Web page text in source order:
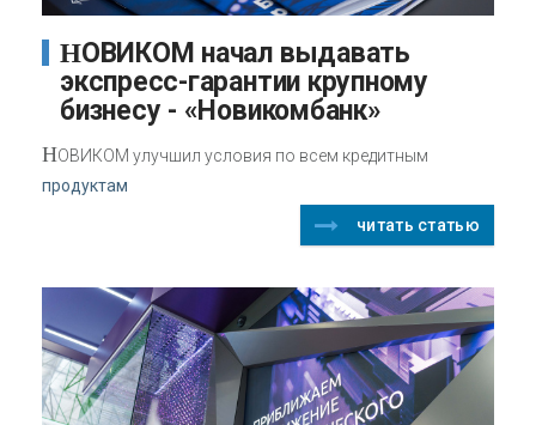
НОВИКОМ начал выдавать
экспресс-гарантии крупному
бизнесу - «Новикомбанк»
НОВИКОМ улучшил условия по всем кредитным
продуктам
читать статью